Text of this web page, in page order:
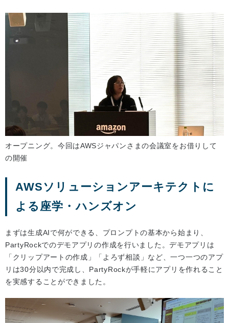
オープニング。今回はAWSジャパンさまの会議室をお借りして
の開催
AWSソリューションアーキテクトに
よる座学・ハンズオン
まずは生成AIで何ができる、プロンプトの基本から始まり、
PartyRockでのデモアプリの作成を行いました。デモアプリは
「クリップアートの作成」「よろず相談」など、一つ一つのアプ
リは30分以内で完成し、PartyRockが手軽にアプリを作れること
を実感することができました。